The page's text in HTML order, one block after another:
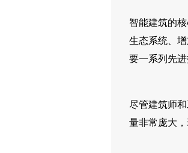
智能建筑的
生态系统、
要一系列先
尽管建筑师
量非常庞大